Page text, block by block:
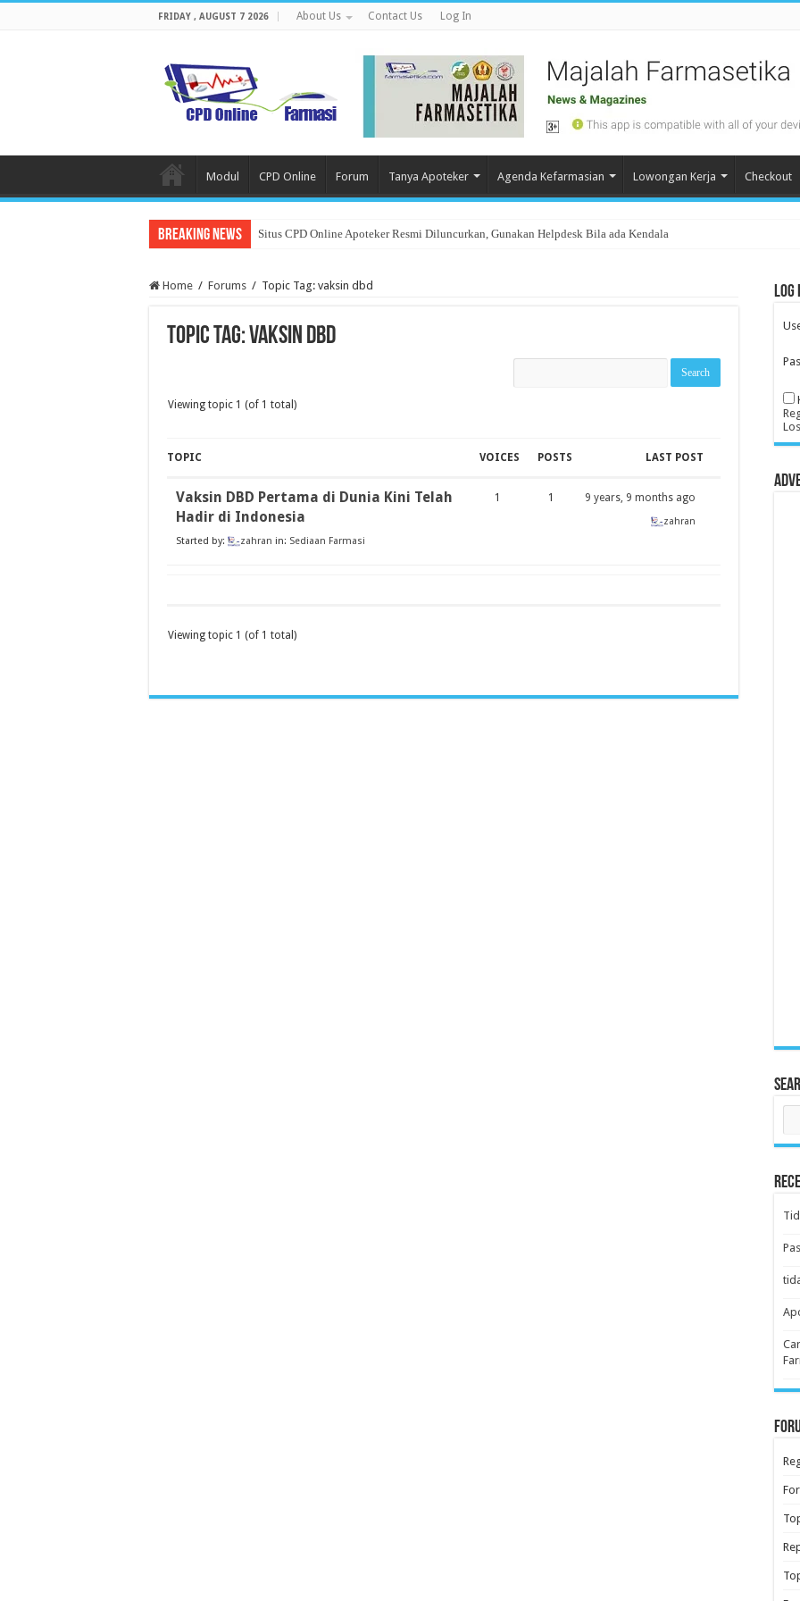
FRIDAY , AUGUST 7 2026 About Us Contact Us Log In
Modul CPD Online Forum Tanya Apoteker Agenda Kefarmasian Lowongan Kerja Checkout
Breaking News Situs CPD Online Apoteker Resmi Diluncurkan, Gunakan Helpdesk Bila ada Kendala
Home / Forums / Topic Tag: vaksin dbd
Topic Tag: vaksin dbd
Viewing topic 1 (of 1 total)
TOPIC VOICES POSTS LAST POST
Vaksin DBD Pertama di Dunia Kini Telah
Hadir di Indonesia
Started by: zahran in: Sediaan Farmasi
1 1 9 years, 9 months ago
zahran
Viewing topic 1 (of 1 total)